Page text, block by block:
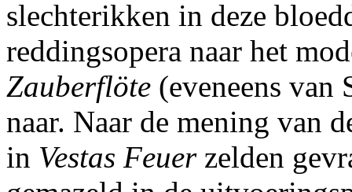
slechterikken in deze
reddingsopera naar het
Zauberflöte (eveneens van
naar. Naar de mening van
in Vestas Feuerzelden